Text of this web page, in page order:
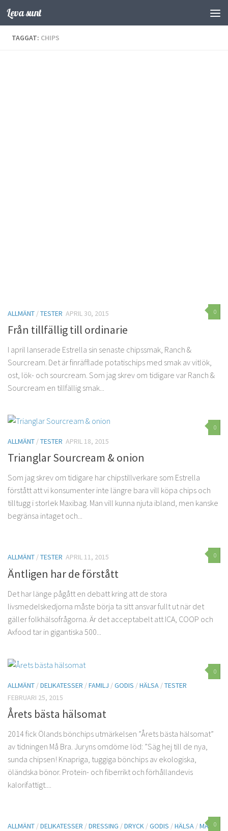
Hoppa till innehåll
Leva sunt
TAGGAT: CHIPS
0
ALLMÄNT /TESTER APRIL 30, 2015
Från tillfällig till ordinarie
I april lanserade Estrella sin senaste chipssmak, Ranch &
Sourcream. Det är finräfflade potatischips med smak av vitlök,
ost, lök- och sourcream. Som jag skrev om tidigare var Ranch &
Sourcream en tillfällig smak...
0
ALLMÄNT /TESTER APRIL 18, 2015
Trianglar Sourcream & onion
Som jag skrev om tidigare har chipstillverkare som Estrella
förstått att vi konsumenter inte längre bara vill köpa chips och
tilltugg i storlek Maxibag. Man vill kunna njuta ibland, men kanske
begränsa intaget och...
0
ALLMÄNT /TESTER APRIL 11, 2015
Äntligen har de förstått
Det har länge pågått en debatt kring att de stora
livsmedelskedjorna måste börja ta sitt ansvar fullt ut när det
gäller folkhälsofrågorna. Är det acceptabelt att ICA, COOP och
Axfood tar in gigantiska 500...
0
ALLMÄNT /DELIKATESSER /FAMILJ /GODIS /HÄLSA /TESTER
FEBRUARI 25, 2015
Årets bästa hälsomat
2014 fick Ölands bönchips utmärkelsen ”Årets bästa hälsomat”
av tidningen Må Bra. Juryns omdöme löd: ”Säg hej till de nya,
sunda chipsen! Knapriga, tuggiga bönchips av ekologiska,
öländska bönor. Protein- och fiberrikt och förhållandevis
kalorifattigt....
0
ALLMÄNT /DELIKATESSER /DRESSING /DRYCK /GODIS /HÄLSA /MAT
/